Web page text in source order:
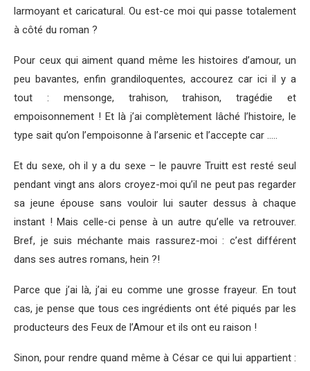
larmoyant et caricatural. Ou est-ce moi qui passe totalement
à côté du roman ?
Pour ceux qui aiment quand même les histoires d’amour, un
peu bavantes, enfin grandiloquentes, accourez car ici il y a
tout : mensonge, trahison, trahison, tragédie et
empoisonnement ! Et là j’ai complètement lâché l’histoire, le
type sait qu’on l’empoisonne à l’arsenic et l’accepte car …..
Et du sexe, oh il y a du sexe – le pauvre Truitt est resté seul
pendant vingt ans alors croyez-moi qu’il ne peut pas regarder
sa jeune épouse sans vouloir lui sauter dessus à chaque
instant ! Mais celle-ci pense à un autre qu’elle va retrouver.
Bref, je suis méchante mais rassurez-moi : c’est différent
dans ses autres romans, hein ?!
Parce que j’ai là, j’ai eu comme une grosse frayeur. En tout
cas, je pense que tous ces ingrédients ont été piqués par les
producteurs des Feux de l’Amour et ils ont eu raison !
Sinon, pour rendre quand même à César ce qui lui appartient :